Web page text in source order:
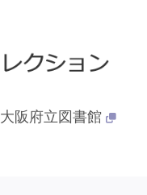
大阪府立図書館